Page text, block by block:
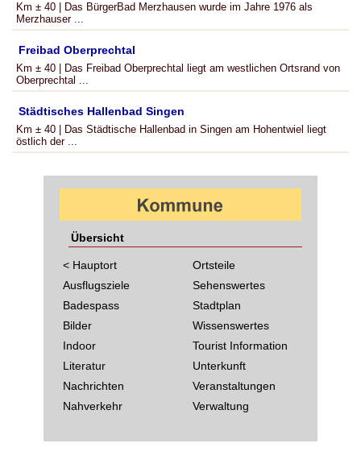
Km ± 40 | Das BürgerBad Merzhausen wurde im Jahre 1976 als
Merzhauser ...
Freibad Oberprechtal
Km ± 40 | Das Freibad Oberprechtal liegt am westlichen Ortsrand von
Oberprechtal ...
Städtisches Hallenbad Singen
Km ± 40 | Das Städtische Hallenbad in Singen am Hohentwiel liegt
östlich der ...
Übersicht
< Hauptort
Ausflugsziele
Badespass
Bilder
Indoor
Literatur
Nachrichten
Nahverkehr
Ortsteile
Sehenswertes
Stadtplan
Wissenswertes
Tourist Information
Unterkunft
Veranstaltungen
Verwaltung